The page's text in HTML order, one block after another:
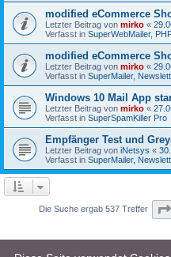
modified eCommerce
Letzter Beitrag von mirko «
Verfasst in SuperWebMailer,
modified eCommerce
Letzter Beitrag von mirko «
Verfasst in SuperMailer,
Windows 10 Mail App
Letzter Beitrag von mirko «
Verfasst in SuperSpamKiller Pro
Empfänger Test und
Letzter Beitrag von iNetsys «
Verfasst in SuperMailer,
Die Suche ergab 537 Treffer